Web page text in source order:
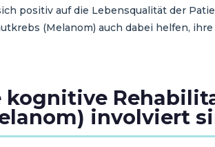
positiv auf die Lebensqualität der
(Melanom) auch dabei helfen,
involviert